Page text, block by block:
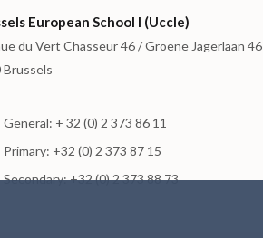
European School I (Uccle)
du Vert Chasseur 46 / Groene Jagerlaan 46
Brussels
General: + 32 (0) 2 373 86 11
Primary: +32 (0) 2 373 87 15
Secondary: +32 (0) 2 373 88 73